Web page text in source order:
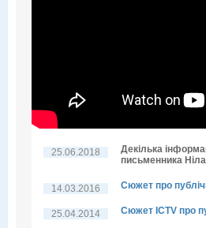
25.06.2018
Декілька
письменника
14.03.2016 Сюжет про
25.04.2014 Сюжет ICTV про